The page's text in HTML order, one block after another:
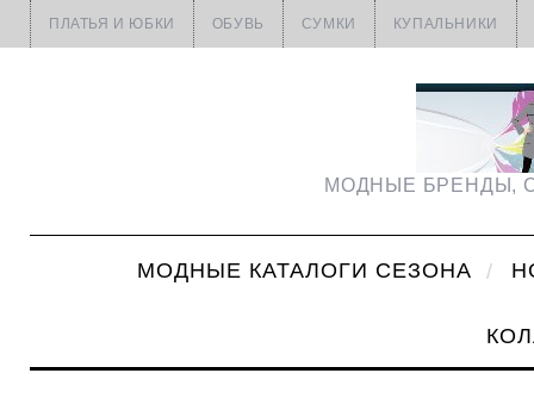
ПЛАТЬЯ И ЮБКИ ОБУВЬ СУМКИ КУПАЛЬНИКИ
МОДНЫЕ БРЕНДЫ,
МОДНЫЕ КАТАЛОГИ СЕЗОНА